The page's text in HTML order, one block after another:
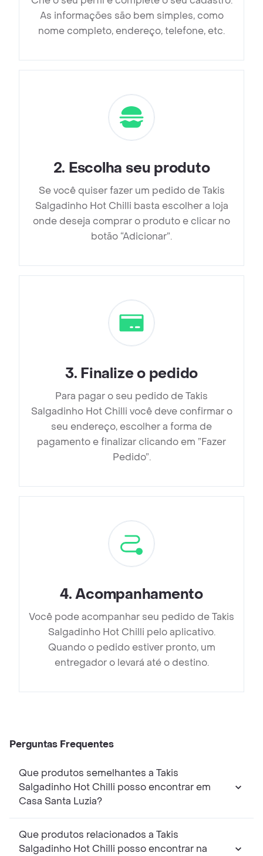
As informações são bem simples, como
nome completo, endereço, telefone, etc.
2. Escolha seu produto
Se você quiser fazer um pedido de Takis
Salgadinho Hot Chilli basta escolher a loja
onde deseja comprar o produto e clicar no
botão “Adicionar”.
3. Finalize o pedido
Para pagar o seu pedido de Takis
Salgadinho Hot Chilli você deve confirmar o
seu endereço, escolher a forma de
pagamento e finalizar clicando em ”Fazer
Pedido”.
4.Acompanhamento
Você pode acompanhar seu pedido de Takis
Salgadinho Hot Chilli pelo aplicativo.
Quando o pedido estiver pronto, um
entregador o levará até o destino.
Perguntas Frequentes
Que produtos semelhantes a Takis
Salgadinho Hot Chilli posso encontrar em
Casa Santa Luzia?
Que produtos relacionados a Takis
Salgadinho Hot Chilli posso encontrar na